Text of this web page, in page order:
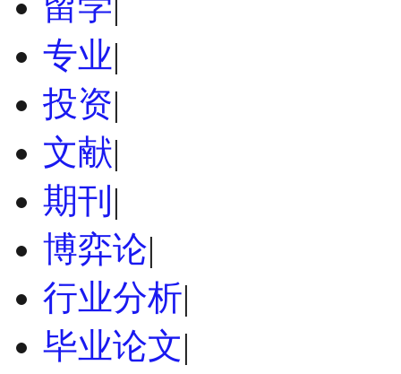
专业|
投资|
文献|
期刊 |
博弈论|
行业分析|
毕业论文|